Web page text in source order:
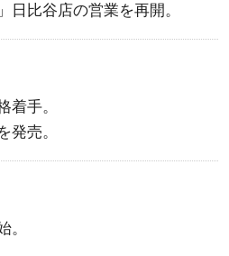
日比谷店の営業を再開。
着手。
発売。
。